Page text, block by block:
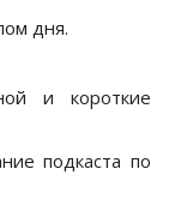
дня.
и короткие
подкаста по